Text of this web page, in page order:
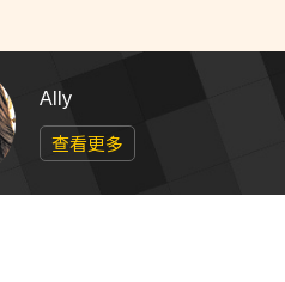
Ally
查看更多